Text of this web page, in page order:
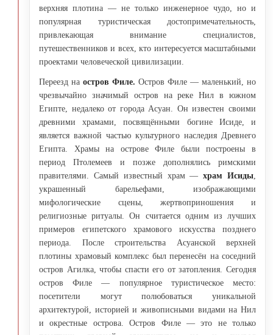
верхняя плотина — не только инженерное чудо, но и
популярная туристическая достопримечательность,
привлекающая внимание специалистов,
путешественников и всех, кто интересуется масштабными
проектами человеческой цивилизации.
Переезд на остров Филе. Остров Филе — маленький, но
чрезвычайно значимый остров на реке Нил в южном
Египте, недалеко от города Асуан. Он известен своими
древними храмами, посвящёнными богине Исиде, и
является важной частью культурного наследия Древнего
Египта. Храмы на острове Филе были построены в
период Птолемеев и позже дополнялись римскими
правителями. Самый известный храм —храм Исиды
украшенный барельефами, изображающими
мифологические сцены, жертвоприношения и
религиозные ритуалы. Он считается одним из лучших
примеров египетского храмового искусства позднего
периода. После строительства Асуанской верхней
плотины храмовый комплекс был перенесён на соседний
остров Агилка, чтобы спасти его от затопления. Сегодня
остров Филе — популярное туристическое место:
посетители могут полюбоваться уникальной
архитектурой, историей и живописными видами на Нил
и окрестные острова. Остров Филе — это не только